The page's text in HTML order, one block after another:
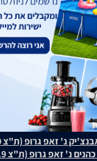
5
(
167
)
נ' זאפ גרופ (ת"צ 23008-08-20)
נ' זאפ גרופ (ת"צ 60371-12-19)